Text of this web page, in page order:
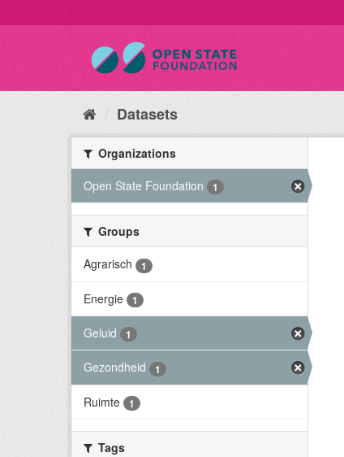
Datasets
Organizations
Open State Foundation
1
Groups
Agrarisch
1
Energie 1
Geluid 1
Gezondheid 1
Ruimte 1
Tags